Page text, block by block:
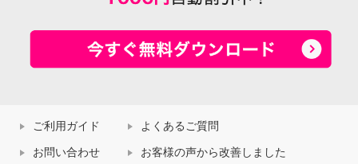
ご利用ガイド よくあるご質問
お問い合わせ お客様の声から改善しました